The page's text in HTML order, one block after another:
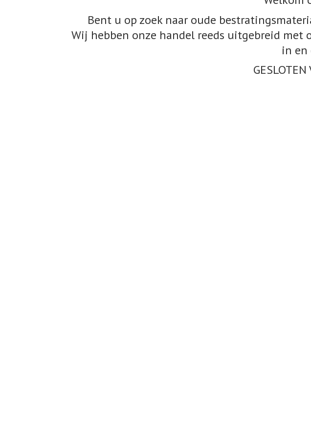
Bent u op zoek naar oude
Wij hebben onze handel reeds uitgebreid
in en